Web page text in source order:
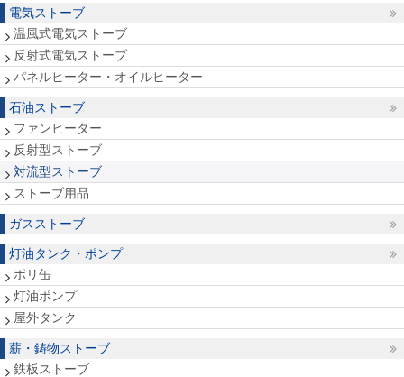
電気ストーブ
温風式電気ストーブ
反射式電気ストーブ
パネルヒーター・オイルヒーター
石油ストーブ
ファンヒーター
反射型ストーブ
対流型ストーブ
ストーブ用品
ガスストーブ
灯油タンク・ポンプ
ポリ缶
灯油ポンプ
屋外タンク
薪・鋳物ストーブ
鉄板ストーブ